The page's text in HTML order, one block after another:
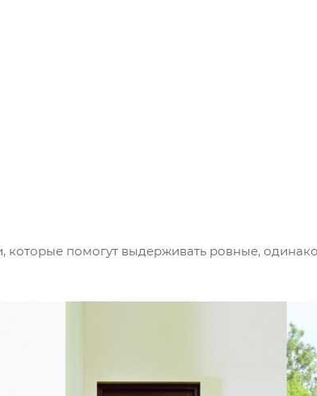
которые помогут выдерживать ровные,